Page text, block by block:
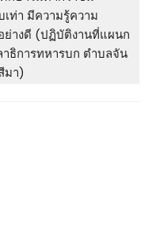
ท่า มีความรู้ความ
ย่างดี (ปฏิบัติงานที่แผนก
าธิการทหารบก ตําบลจัน
มา)